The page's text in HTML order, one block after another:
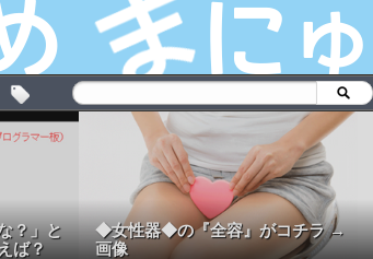
？」と
ば？
◆女性器◆の『全容』がコチラ →
画像